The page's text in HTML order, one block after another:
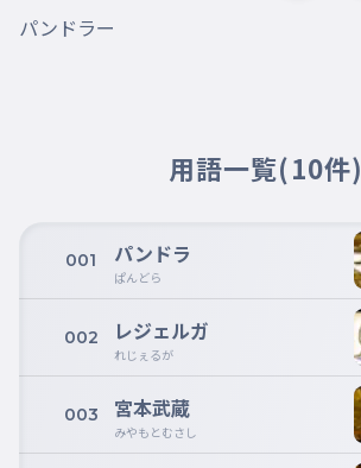
パンドラー
用語一覧(10件)
001 パンドラ
ぱんどら
002 レジェルガ
れじぇるが
003 宮本武蔵
みやもとむさし